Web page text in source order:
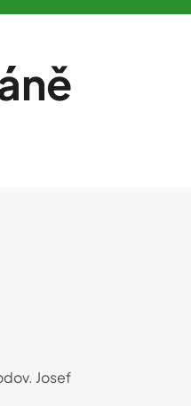
Josef